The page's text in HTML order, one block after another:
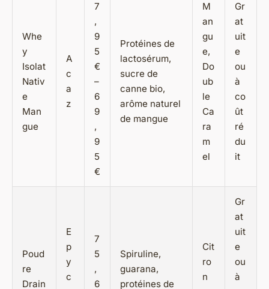
Whe
y
Isolat
Nativ
e
Man
gue
A
c
a
z
7
,
9
5
€
–
6
9
,
9
5
€
Protéines de
lactosérum,
sucre de
canne bio,
arôme naturel
de mangue
M
an
gu
e,
Do
ub
le
Ca
ra
m
el
Gr
at
uit
e
ou
à
co
ût
ré
du
it
Poud
re
Drain
E
p
y
c
7
5
,
6
Spiruline,
guarana,
protéines de
Cit
ro
n
Gr
at
uit
e
ou
à